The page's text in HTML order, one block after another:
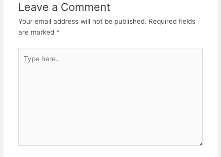
Leave a Comment
Your email address will not be published. Required fields
are marked *
here..